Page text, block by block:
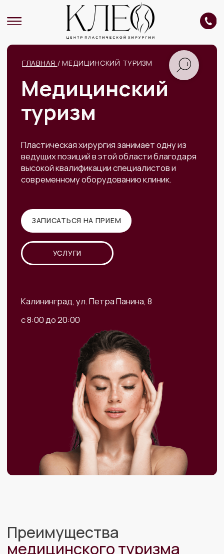
Медицинский
туризм
ГЛАВНАЯ/ МЕДИЦИНСКИЙ ТУРИЗМ
ЗАПИСАТЬСЯ НА ПРИЕМ
Калининград, ул. Петра Панина, 8
с 8:00 до 20:00
УСЛУГИ
ведущих позиций в этой области благодаря
высокой квалификации специалистов и
Преимущества
медицинского туризма
в пластической хирургии:
Высокое качество услуг
Центр пластической хирургии КЛЕО
предлагает инновационные методы лечения
и новейшие технологии. В работе
проходят обучение
Более доступные цены